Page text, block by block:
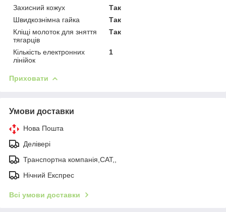
Захисний кожух
Так
Швидкознімна гайка
Так
Кліщі молоток для зняття
тягарців
Так
Кількість електронних
лінійок
1
Приховати
Умови доставки
Нова Пошта
Делівері
Транспортна компанія,САТ,,
Нічний Експрес
Всі умови доставки